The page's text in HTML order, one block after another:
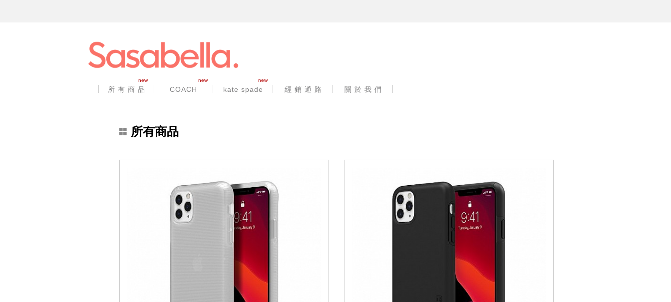
new
所 有 商 品
new
COACH
new
kate spade 經 銷 通 路 關 於 我 們
所有商品